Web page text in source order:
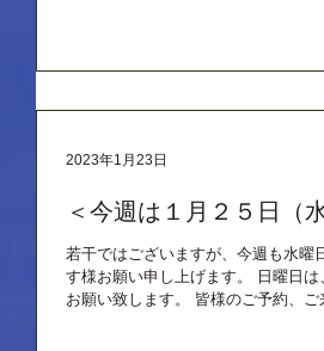
＜今週は１月２５日（
若干ではございますが、今週も水曜
す様お願い申し上げます。 日曜日
お願い致します。 皆様のご予約、
2023年1月23日